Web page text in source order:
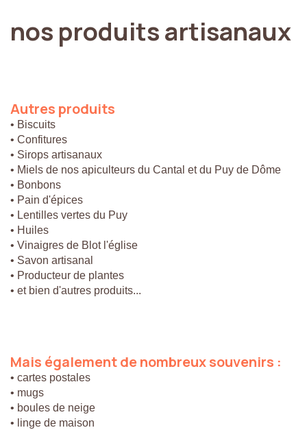
nos produitsartisanaux
Autres produits
• Biscuits
• Confitures
• Sirops artisanaux
• Miels de nos apiculteurs du Cantal et du Puy de Dôme
• Bonbons
• Pain d'épices
• Lentilles vertes du Puy
• Huiles
• Vinaigres de Blot l'église
• Savon artisanal
• Producteur de plantes
• et bien d'autres produits...
Mais égalementdenombreuxsouvenirs :
• cartes postales
• mugs
• boules de neige
• linge de maison